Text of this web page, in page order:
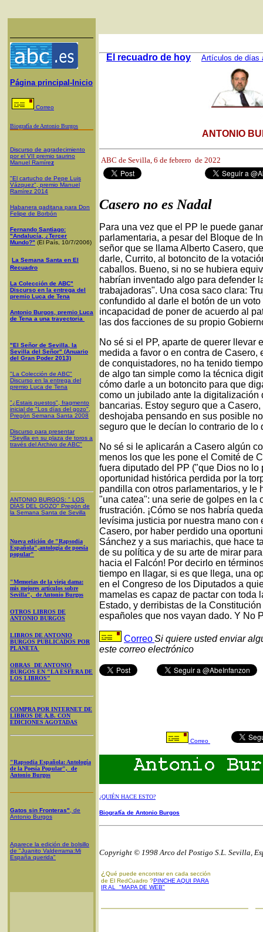
Página principal-Inicio
Correo
Biografía de Antonio Burgos
Discurso de agradecimiento
por el VII premio taurino
Manuel Ramírez
"El cartucho de Pepe Luis
Vázquez", premio Manuel
Ramírez 2014
Habanera gaditana para Don
Felipe de Borbón
Fernando Santiago:
"Andalucía, ¿Tercer
Mundo?" (El País, 10/7/2006)
La Semana Santa en El
Recuadro
La Colección de ABC"
Discurso en la entrega del
premio Luca de Tena
Antonio Burgos, premio Luca
de Tena a una trayectoria
"El Señor de Sevilla, la
Sevilla del Señor" (Anuario
del Gran Poder 2013)
"La Colección de ABC"
Discurso en la entrega del
premio Luca de Tena
"¿Estais puestos", fragmento
inicial de "Los días del gozo",
Pregón Semana Santa 2008
Discurso para presentar
"Sevilla en su plaza de toros a
través del Archivo de ABC"
ANTONIO BURGOS: " LOS
DÍAS DEL GOZO" Pregón de
la Semana Santa de Sevilla
Nueva edición de "Rapsodia
Española",antología de poesía
popular"
"Memorias de la vieja dama:
mis mejores artículos sobre
Sevilla", de Antonio Burgos
OTROS LIBROS DE
ANTONIO BURGOS
LIBROS DE ANTONIO
BURGOS PUBLICADOS POR
PLANETA
OBRAS DE ANTONIO
BURGOS EN "LA ESFERA DE
LOS LIBROS"
COMPRA POR INTERNET DE
LIBROS DE A.B. CON
EDICIONES AGOTADAS
"Rapsodia Española: Antología
de la Poesía Popular", de
Antonio Burgos
Gatos sin Fronteras" , de
Antonio Burgos
Aparece la edición de bolsillo
de "Juanito Valderrama:Mi
España querida"
El recuadro de hoy Artículos de días
ANTONIO
ABC de Sevilla, 6 de febrero de 2022
Casero no es Nadal
Para una vez que el PP le puede
parlamentaria, a pesar del Bloque de
señor que se llama Alberto Casero,
darle, Currito, al botoncito de la
caballos. Bueno, si no se hubiera
habrían inventado algo para defender
trabajadoras". Una cosa saco clara:
confundido al darle el botón de un
incapacidad de poner de acuerdo al
las dos facciones de su propio
No sé si el PP, aparte de querer llevar
medida a favor o en contra de
de conquistadores, no ha tenido
de algo tan simple como la técnica
cómo darle a un botoncito para que
como un jubilado ante la
bancarias. Estoy seguro que a
deshojaba pensando en sus posible
seguro que le decían lo contrario de lo
No sé si le aplicarán a Casero algún
menos los que les pone el Comité de
fuera diputado del PP ("que Dios no
oportunidad histórica perdida por la
pandilla con otros parlamentarios, y
"una catea": una serie de golpes en la
frustración. ¡Cómo se nos habría
levísima justicia por nuestra mano
Casero, por haber perdido una
Sánchez y a sus mariachis, que hace
de su política y de su arte de mirar
hacia el Falcón! Por decirlo en
tiempo en llagar, si es que llega, una
en el Congreso de los Diputados a
mamelas es capaz de pactar con toda
Estado, y derribistas de la
españoles que nos vayan dado. Y No
CorreoSi quiere usted enviar
este correo electrónico
Correo
¿QUIÉN HACE ESTO?
Biografía de Antonio Burgos
Copyright © 1998 Arco del Postigo S.L. Sevilla,
¿ Qué puede encontrar en cada sección
de El RedCuadro ?PINCHE AQUI PARA
IR AL "MAPA DE WEB"